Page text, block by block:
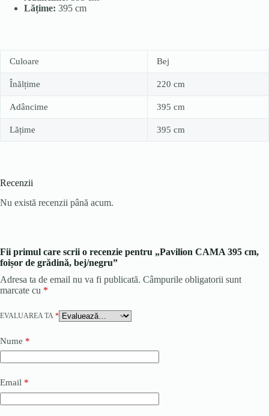
Lățime: 395 cm
Culoare Bej
Înălțime 220 cm
Adâncime 395 cm
Lățime 395 cm
Recenzii
Nu există recenzii până acum.
Fii primul care scrii o recenzie pentru „Pavilion CAMA 395 cm,
foișor de grădină, bej/negru”
Adresa ta de email nu va fi publicată. Câmpurile obligatorii sunt
marcate cu *
EVALUAREA TA *
Nume *
Email *